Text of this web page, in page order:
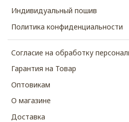
Индивидуальный пошив
Политика конфиденциальности
Согласие на обработку
Гарантия на Товар
Оптовикам
О магазине
Доставка